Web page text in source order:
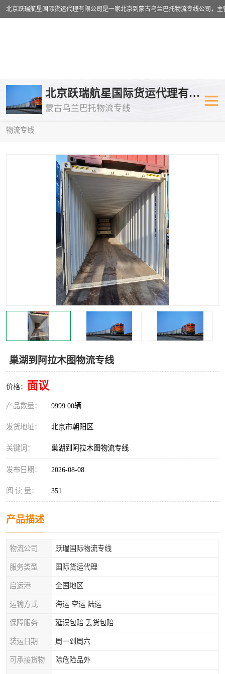
北京跃瑞航星国际货运代理有限公司
蒙古乌兰巴托物流专线
物流专线
巢湖到阿拉木图物流专线
价格： 面议
产品数量： 9999.00辆
发货地址： 北京市朝阳区
关键词： 巢湖到阿拉木图物流专线
发布日期： 2026-08-08
阅 读 量： 351
产品描述
物流公司 跃瑞国际物流专线
服务类型 国际货运代理
启运港 全国地区
运输方式 海运 空运 陆运
保障服务 延误包赔 丢货包赔
装运日期 周一到周六
可承接货物 除危险品外
乌兰巴托物流专线 乌兰巴托铁
乌兰巴托公路运输
中欧班列
蒙古乌兰巴托双清包税
蒙古乌兰巴托空运专线
蒙古乌兰巴托汽运专线
中亚铁路运输